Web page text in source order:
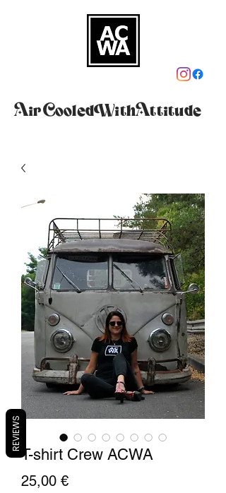
AirCooledWithAttitude
T-shirt Crew ACWA
25,00 €Prix
REVIEWS